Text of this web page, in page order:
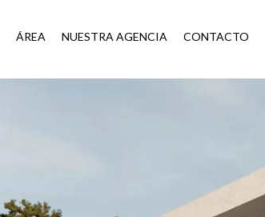
ÁREA NUESTRA AGENCIA CONTACTO